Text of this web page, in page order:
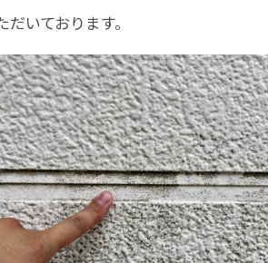
いております。